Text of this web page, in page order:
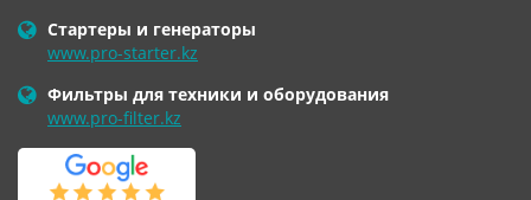
Стартеры и генераторы
www.pro-starter.kz
Фильтры для техники и оборудования
www.pro-filter.kz